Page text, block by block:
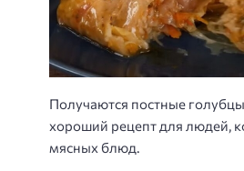
Получаются постные
хороший рецепт для людей,
мясных блюд.